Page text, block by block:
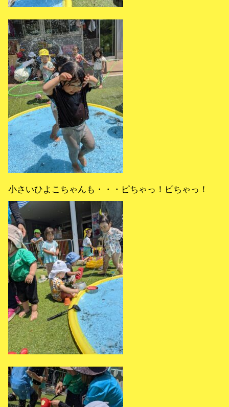
小さいひよこちゃんも・・・ピちゃっ！ピちゃっ！